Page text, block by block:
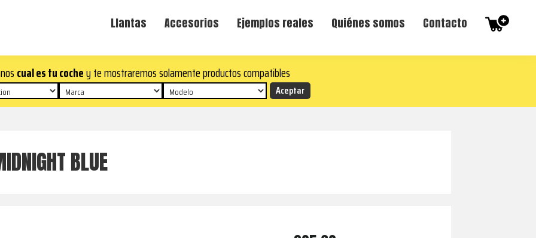
Llantas Accesorios Ejemplos reales Quiénes somos Contacto
cual es tu cochey te mostraremos solamente productos compatibles
BLUE